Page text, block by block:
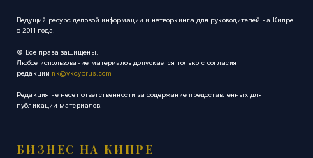
Ведущий ресурс деловой информации и нетворкинга для руководителей на Кипре
с 2011 года.
© Все права защищены.
Любое использование материалов допускается только с согласия
редакции nk@vkcyprus.com
Редакция не несет ответственности за содержание предоставленных для
публикации материалов.
БИЗНЕС НА КИПРЕ